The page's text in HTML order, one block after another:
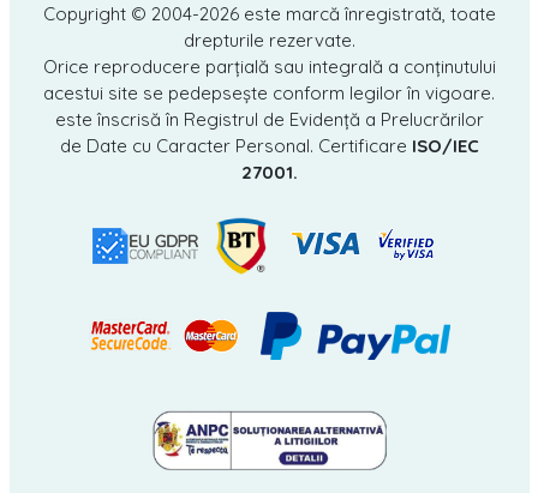
Copyright © 2004-2026 este marcă înregistrată, toate
drepturile rezervate.
Orice reproducere parțială sau integrală a conținutului
acestui site se pedepsește conform legilor în vigoare.
este înscrisă în Registrul de Evidență a Prelucrărilor
de Date cu Caracter Personal. Certificare ISO/IEC
27001.